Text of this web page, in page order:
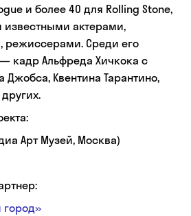
и более 40 для Rolling Stone,
известными актерами,
режиссерами. Среди его
кадр Альфреда Хичкока с
Джобса, Квентина Тарантино,
Арт Музей, Москва)